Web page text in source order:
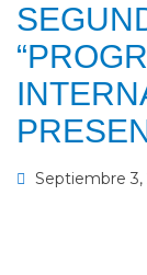
Septiembre 3,